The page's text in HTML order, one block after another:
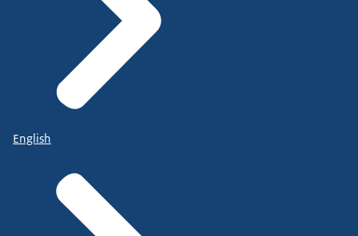
English